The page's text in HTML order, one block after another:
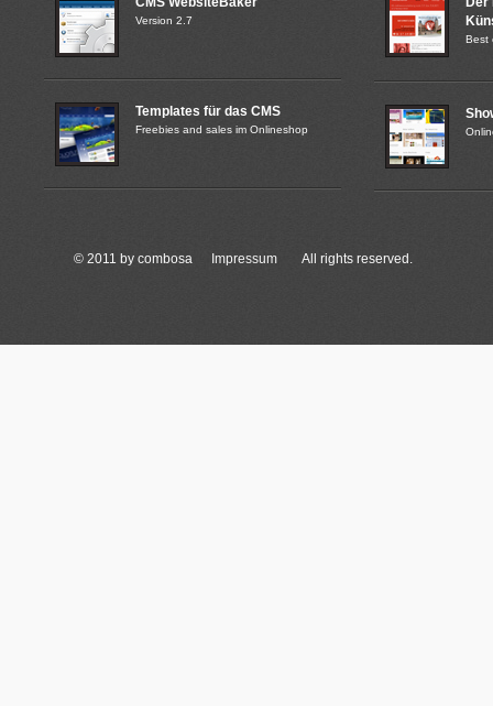
Version 2.7
Templates für das CMS
Freebies and sales im Onlineshop
Best
© 2011 by combosa Impressum All rights reserved.